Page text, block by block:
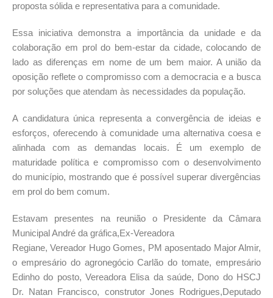
proposta sólida e representativa para a comunidade.
Essa iniciativa demonstra a importância da unidade e da
colaboração em prol do bem-estar da cidade, colocando de
lado as diferenças em nome de um bem maior. A união da
oposição reflete o compromisso com a democracia e a busca
por soluções que atendam às necessidades da população.
A candidatura única representa a convergência de ideias e
esforços, oferecendo à comunidade uma alternativa coesa e
alinhada com as demandas locais. É um exemplo de
maturidade política e compromisso com o desenvolvimento
do município, mostrando que é possível superar divergências
em prol do bem comum.
Estavam presentes na reunião o Presidente da Câmara
Municipal André da gráfica,Ex-Vereadora
Regiane, Vereador Hugo Gomes, PM aposentado Major Almir,
o empresário do agronegócio Carlão do tomate, empresário
Edinho do posto, Vereadora Elisa da saúde, Dono do HSCJ
Dr. Natan Francisco, construtor Jones Rodrigues,Deputado